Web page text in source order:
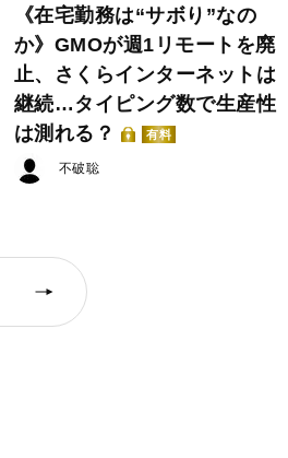
《在宅勤務は“サボり”なの
か》GMOが週1リモートを廃
止、さくらインターネットは
継続…タイピング数で生産性
は測れる？
有料
不破聡